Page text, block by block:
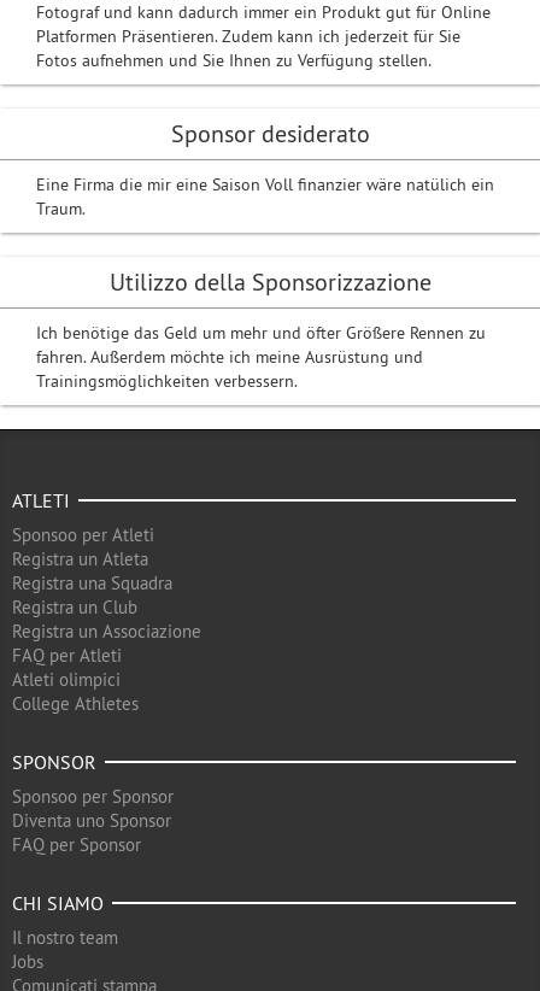
Fotograf und kann dadurch immer ein Produkt gut für Online
Platformen Präsentieren. Zudem kann ich jederzeit für Sie
Fotos aufnehmen und Sie Ihnen zu Verfügung stellen.
Sponsor desiderato
Eine Firma die mir eine Saison Voll finanzier wäre natülich ein
Traum.
Utilizzo della Sponsorizzazione
Ich benötige das Geld um mehr und öfter Größere Rennen zu
fahren. Außerdem möchte ich meine Ausrüstung und
Trainingsmöglichkeiten verbessern.
ATLETI
Sponsoo per Atleti
Registra un Atleta
Registra una Squadra
Registra un Club
Registra un Associazione
FAQ per Atleti
Atleti olimpici
College Athletes
SPONSOR
Sponsoo per Sponsor
Diventa uno Sponsor
FAQ per Sponsor
CHI SIAMO
Il nostro team
Jobs
Comunicati stampa